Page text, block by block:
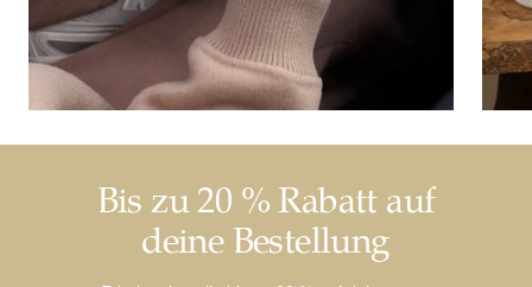
Bis zu 20 % Rabatt auf
deine Bestellung